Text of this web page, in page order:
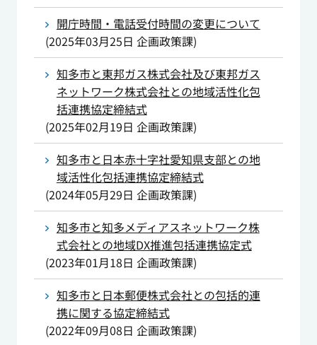
開庁時間・電話受付時間の変更について
(2025年03月25日 企画政策課)
知多市と東邦ガス株式会社及び東邦ガス
ネットワーク株式会社との地域活性化包
括連携協定締結式
(2025年02月19日 企画政策課)
知多市と日本赤十字社愛知県支部との地
域活性化包括連携協定締結式
(2024年05月29日 企画政策課)
知多市と知多メディアスネットワーク株
式会社との地域DX推進包括連携協定式
(2023年01月18日 企画政策課)
知多市と日本郵便株式会社との包括的連
携に関する協定締結式
(2022年09月08日 企画政策課)